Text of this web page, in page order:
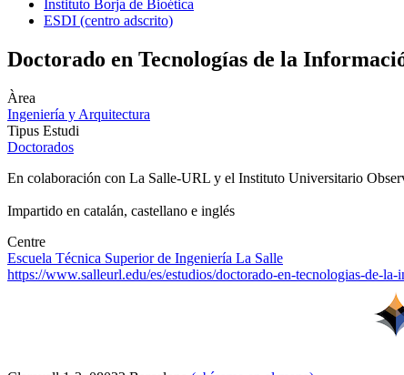
Instituto Borja de Bioética
ESDI (centro adscrito)
Doctorado en Tecnologías de la
Àrea
Ingeniería y Arquitectura
Tipus Estudi
Doctorados
En colaboración con La Salle-URL y el Instituto Universitario
Impartido en catalán, castellano e inglés
Centre
Escuela Técnica Superior de Ingeniería La Salle
https://www.salleurl.edu/es/estudios/doctorado-en-tecnologias-de-